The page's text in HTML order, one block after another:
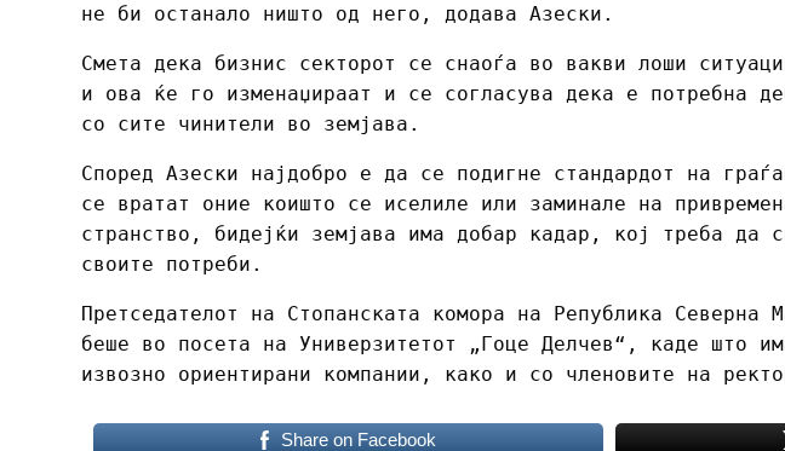
не би останало ништо од него, додава Азески.
Смета дека бизнис секторот се снаоѓа во вакви лоши
и ова ќе го изменаџираат и се согласува дека е потребна
со сите чинители во земјава.
Според Азески најдобро е да се подигне стандардот на
се вратат оние коишто се иселиле или заминале на
странство, бидејќи земјава има добар кадар, кој треба да
своите потреби.
Претседателот на Стопанската комора на Република Северна
беше во посета на Универзитетот „Гоце Делчев“, каде што
извозно ориентирани компании, како и со членовите на
Share on Facebook